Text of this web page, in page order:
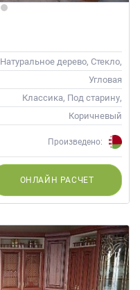
Натуральное дерево, Стекло,
Массив, С патиной
Угловая
Классика, Под старину,
Прованс
Коричневый
Произведено:
ОНЛАЙН РАСЧЕТ